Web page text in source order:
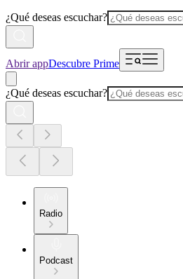
¿Qué deseas escuchar?
Abrir appDescubre Prime
¿Qué deseas escuchar?
Radio
Podcast